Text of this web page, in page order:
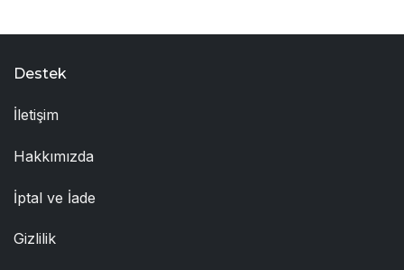
Destek
İletişim
Hakkımızda
İptal ve İade
Gizlilik